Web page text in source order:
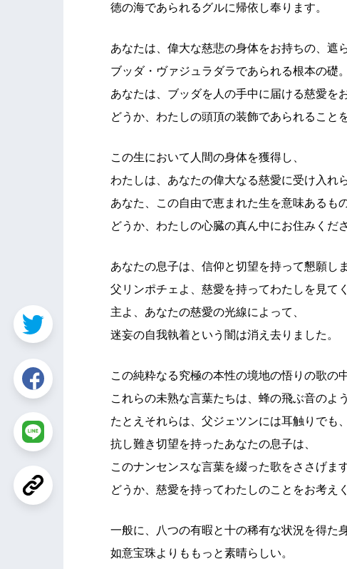
徳の海であられるグルに帰依し奉ります。
あなたは、偉大な慈悲の身体をお持ちの、遮
ブッダ・ヴァジュラダラであられる根本の礎。
あなたは、ブッダを人の手中に届ける慈愛を
どうか、わたしの頭頂の装飾であられること
この生において人間の身体を獲得し、
わたしは、あなたの偉大なる慈愛に受け入れ
あなた、この自由で恵まれた生を意味あるも
どうか、わたしの心臓の真ん中にお住みくださ
あなたの息子は、信仰と切望を持って懇願しま
父リンポチェよ、慈愛を持ってわたしを見てく
主よ、あなたの慈愛の光線によって、
迷妄の自我執着という闇は消え去りました。
この純粋なる究極の本性の境地の悟りの歌の中
これらの未熟な言葉たちは、蜂の飛ぶ音のよう
たとえそれらは、父ジェツンには耳触りでも、
抗し難き切望を持ったあなたの息子は、
このナンセンスな言葉を綴った歌をささげます
どうか、慈愛を持ってわたしのことをお考えく
一般に、八つの有暇と十の稀有な状況を得た身
如意宝珠よりももっと素晴らしい。